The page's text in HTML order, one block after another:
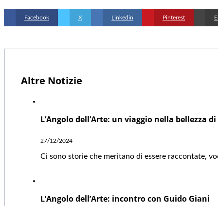
Altre Notizie
L’Angolo dell’Arte: un viaggio nella bellezza
27/12/2024
Ci sono storie che meritano di essere raccontate,
L’Angolo dell’Arte: incontro con Guido Giani
Facebook X Linkedin Pinterest